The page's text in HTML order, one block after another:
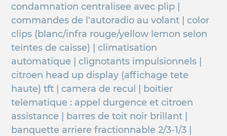
condamnation centralisee avec plip |
commandes de l'autoradio au volant | color
clips (blanc/infra rouge/yellow lemon selon
teintes de caisse) | climatisation
automatique | clignotants impulsionnels |
citroen head up display (affichage tete
haute) tft | camera de recul | boitier
telematique : appel durgence et citroen
assistance | barres de toit noir brillant |
banquette arriere fractionnable 2/3-1/3 |